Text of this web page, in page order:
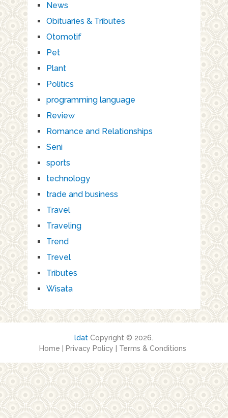
News
Obituaries & Tributes
Otomotif
Pet
Plant
Politics
programming language
Review
Romance and Relationships
Seni
sports
technology
trade and business
Travel
Traveling
Trend
Trevel
Tributes
Wisata
ldat Copyright © 2026.
Home
Privacy Policy Terms & Conditions